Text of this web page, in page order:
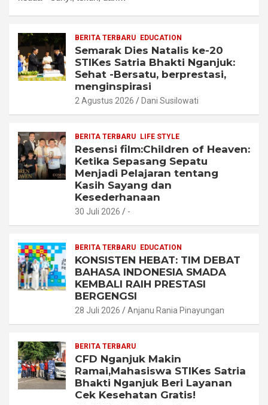
BERITA TERBARU EDUCATION
Semarak Dies Natalis ke-20
STIKes Satria Bhakti Nganjuk:
Sehat -Bersatu, berprestasi,
menginspirasi
2 Agustus 2026 Dani Susilowati
BERITA TERBARU LIFE STYLE
Resensi film:Children of Heaven:
Ketika Sepasang Sepatu
Menjadi Pelajaran tentang
Kasih Sayang dan
Kesederhanaan
30 Juli 2026 -
BERITA TERBARU EDUCATION
KONSISTEN HEBAT: TIM DEBAT
BAHASA INDONESIA SMADA
KEMBALI RAIH PRESTASI
BERGENGSI
28 Juli 2026 Anjanu Rania Pinayungan
BERITA TERBARU
CFD Nganjuk Makin
Ramai,Mahasiswa STIKes Satria
Bhakti Nganjuk Beri Layanan
Cek Kesehatan Gratis!